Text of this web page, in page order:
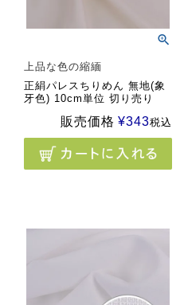
上品な色の縮緬
正絹パレスちりめん 無地(象
牙色) 10cm単位 切り売り
販売価格 ¥343税込